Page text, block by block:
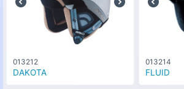
013212
DAKOTA
013214
FLUID